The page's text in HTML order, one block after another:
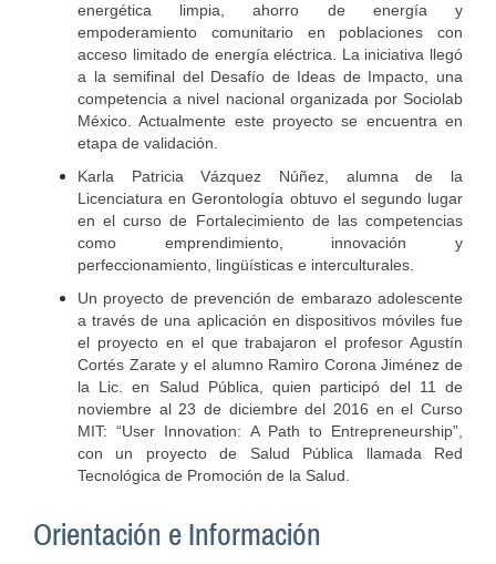
energética limpia, ahorro de energía y
empoderamiento comunitario en poblaciones con
acceso limitado de energía eléctrica. La iniciativa llegó
a la semifinal del Desafío de Ideas de Impacto, una
competencia a nivel nacional organizada por Sociolab
México. Actualmente este proyecto se encuentra en
etapa de validación.
Karla Patricia Vázquez Núñez, alumna de la
Licenciatura en Gerontología obtuvo el segundo lugar
en el curso de Fortalecimiento de las competencias
como emprendimiento, innovación y
perfeccionamiento, lingüísticas e interculturales.
Un proyecto de prevención de embarazo adolescente
a través de una aplicación en dispositivos móviles fue
el proyecto en el que trabajaron el profesor Agustín
Cortés Zarate y el alumno Ramiro Corona Jiménez de
la Lic. en Salud Pública, quien participó del 11 de
noviembre al 23 de diciembre del 2016 en el Curso
MIT: “User Innovation: A Path to Entrepreneurship”,
con un proyecto de Salud Pública llamada Red
Tecnológica de Promoción de la Salud.
Orientación e Información